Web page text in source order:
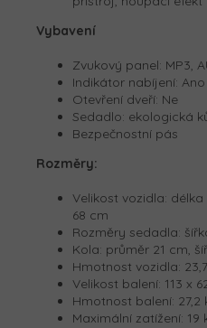
Vybavení
Zvukový panel: MP3,
Indikátor nabíjení: Ano
Otevření dveří: Ne
Sedadlo: ekologická
Bezpečnostní pás
Rozměry:
Velikost vozidla: délka
68 cm
Rozměry sedadla:
Kola: průměr 21 cm,
Hmotnost vozidla: 23,7
Velikost balení: 113 x
Hmotnost balení: 27,2
Maximální zatížení: 19